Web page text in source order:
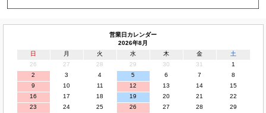
営業日カレンダー
2026年8月
日
月 火 水 木 金
土
26
27 28 29 30 31
1
2
3 4 5 6 7
8
9
10 11 12 13 14
15
16
17 18 19 20 21
22
23
24 25 26 27 28
29